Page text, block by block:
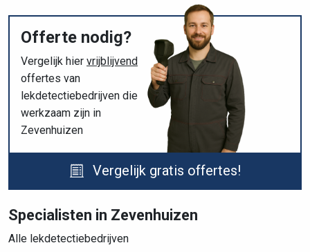
Offerte nodig?
Vergelijk hier vrijblijvend
offertes van
lekdetectiebedrijven die
werkzaam zijn in
Zevenhuizen
Vergelijk gratis offertes!
Specialisten in Zevenhuizen
Alle lekdetectiebedrijven